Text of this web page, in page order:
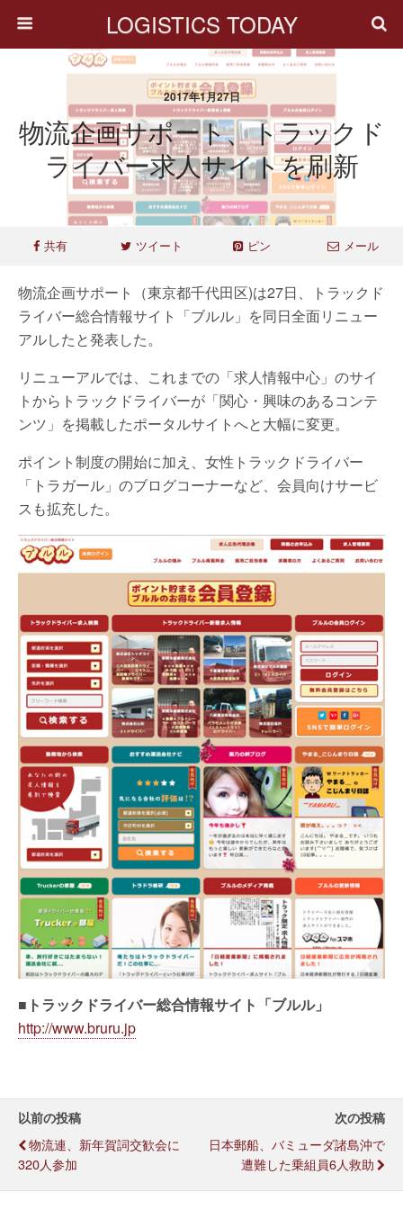
LOGISTICS TODAY
2017年1月27日
物流企画サポート、トラックド
ライバー求人サイトを刷新
共有 ツイート ピン メール
物流企画サポート（東京都千代田区)は27日、トラックド
ライバー総合情報サイト「ブルル」を同日全面リニュー
アルしたと発表した。
リニューアルでは、これまでの「求人情報中心」のサイ
トからトラックドライバーが「関心・興味のあるコンテ
ンツ」を掲載したポータルサイトへと大幅に変更。
ポイント制度の開始に加え、女性トラックドライバー
「トラガール」のブログコーナーなど、会員向けサービ
スも拡充した。
■トラックドライバー総合情報サイト「ブルル」
http://www.bruru.jp
以前の投稿
物流連、新年賀詞交歓会に
320人参加
次の投稿
日本郵船、バミューダ諸島沖で
遭難した乗組員6人救助